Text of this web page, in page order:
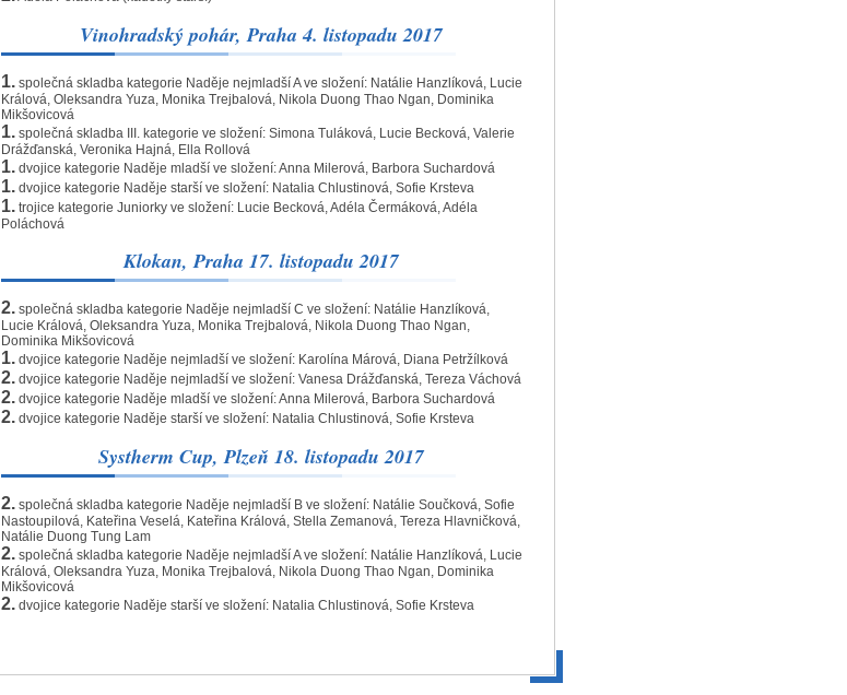
Vinohradský pohár, Praha 4. listopadu 2017
1.společná skladba kategorie Naděje nejmladší A ve složení: Natálie Hanzlíková, Lucie
Králová, Oleksandra Yuza, Monika Trejbalová, Nikola Duong Thao Ngan, Dominika
Mikšovicová
1.společná skladba III. kategorie ve složení: Simona Tuláková, Lucie Becková, Valerie
Drážďanská, Veronika Hajná, Ella Rollová
1.dvojice kategorie Naděje mladší ve složení: Anna Milerová, Barbora Suchardová
1.dvojice kategorie Naděje starší ve složení: Natalia Chlustinová, Sofie Krsteva
1.trojice kategorie Juniorky ve složení: Lucie Becková, Adéla Čermáková, Adéla
Poláchová
Klokan, Praha 17. listopadu 2017
2.společná skladba kategorie Naděje nejmladší C ve složení: Natálie Hanzlíková,
Lucie Králová, Oleksandra Yuza, Monika Trejbalová, Nikola Duong Thao Ngan,
Dominika Mikšovicová
1.dvojice kategorie Naděje nejmladší ve složení: Karolína Márová, Diana Petržílková
2.dvojice kategorie Naděje nejmladší ve složení: Vanesa Drážďanská, Tereza Váchová
2.dvojice kategorie Naděje mladší ve složení: Anna Milerová, Barbora Suchardová
2.dvojice kategorie Naděje starší ve složení: Natalia Chlustinová, Sofie Krsteva
Systherm Cup, Plzeň 18. listopadu 2017
2.společná skladba kategorie Naděje nejmladší B ve složení: Natálie Součková, Sofie
Nastoupilová, Kateřina Veselá, Kateřina Králová, Stella Zemanová, Tereza Hlavničková,
Natálie Duong Tung Lam
2.společná skladba kategorie Naděje nejmladší A ve složení: Natálie Hanzlíková, Lucie
Králová, Oleksandra Yuza, Monika Trejbalová, Nikola Duong Thao Ngan, Dominika
Mikšovicová
2.dvojice kategorie Naděje starší ve složení: Natalia Chlustinová, Sofie Krsteva